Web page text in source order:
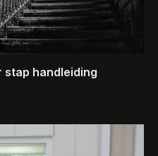
stap handleiding